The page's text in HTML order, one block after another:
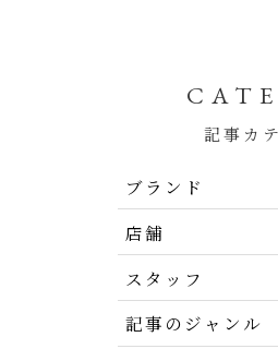
記事カ
ブランド
店舗
スタッフ
記事のジャンル